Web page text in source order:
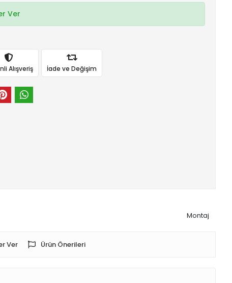
Ver
Alışveriş İade ve Değişim
Montaj
Ver Ürün Önerileri